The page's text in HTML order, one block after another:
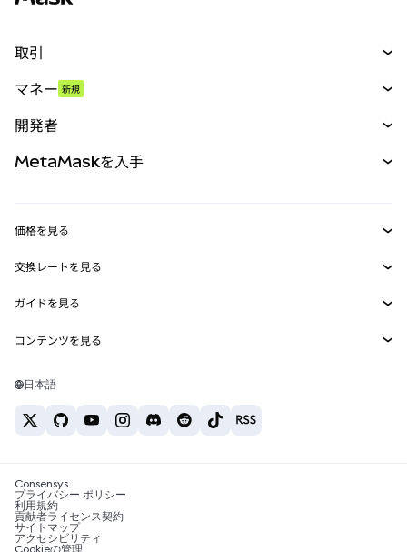
取引
パーペチュアル
RWA
マネー 新規
開発者
MetaMask Connect
Snaps
Web3サービス
MetaMaskを入手
セキュリティ
サポート
キャリア
お問い合わせ
価格を見る
イーサリアムの価格
Solanaの価格
Tetherの価格
交換レートを見る
ETH→USD
USDT→INR
BTC→INR
ETH→USDT
ガイドを見る
ETHの購入
USDTの購入
SHIBの購入
BNBの購入
コンテンツを見る
Solanaウォレット
税制関連ニュース
暗号資産の購入方法は？
ビットコインを売るには？
日本語
Consensys
プライバシー ポリシー
利用規約
貢献者ライセンス契約
サイトマップ
アクセシビリティ
Cookieの管理